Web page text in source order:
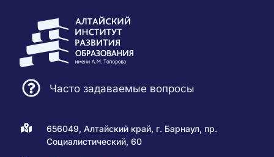
Часто задаваемые вопросы
656049, Алтайский край, г. Барнаул, пр.
Социалистический, 60